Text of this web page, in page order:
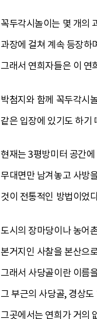
꼭두각시놀이는 몇 개의
과장에 걸쳐 계속 등장하
그래서 연희자들은 이 연
박첨지와 함께 꼭두각시
같은 입장에 있기도 하기
현재는 3평방미터 공간
무대면만 남겨놓고 사방
것이 전통적인 방법이었
도시의 장마당이나 농어
본거지인 사찰을 본산으
그래서 사당골이란 이름
그 부근의 사당골, 경상
그곳에서는 연희가 거의